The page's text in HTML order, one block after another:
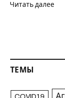
Читать далее
ТЕМЫ